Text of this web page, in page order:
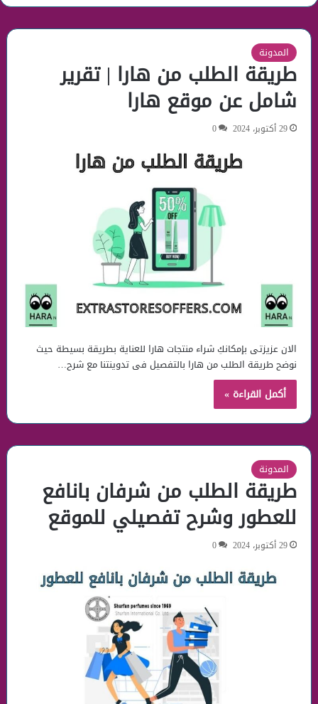
المدونة
طريقة الطلب من هارا | تقرير
شامل عن موقع هارا
29 أكتوبر، 2024 0
الان عزيزتى بإمكانكِ شراء منتجات هارا للعناية بطريقة بسيطة حيث
نوضح طريقة الطلب من هارا بالتفصيل فى تدوينتنا مع شرح…
أكمل القراءة »
المدونة
طريقة الطلب من شرفان بانافع
للعطور وشرح تفصيلي للموقع
29 أكتوبر، 2024 0